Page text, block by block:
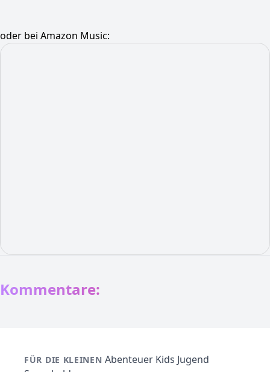
oder bei Amazon Music:
Kommentare:
FÜR DIE KLEINEN Abenteuer Kids Jugend